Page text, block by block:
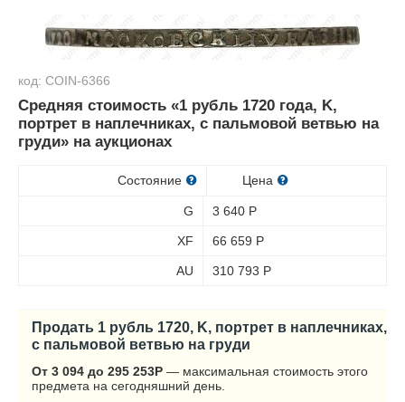
код: COIN-6366
Средняя стоимость «1 рубль 1720 года, K,
портрет в наплечниках, с пальмовой ветвью на
груди» на аукционах
Состояние Цена
G 3 640 Р
XF 66 659 Р
AU 310 793 Р
Продать 1 рубль 1720, K, портрет в наплечниках,
с пальмовой ветвью на груди
От 3 094 до 295 253Р — максимальная стоимость этого
предмета на сегодняшний день.